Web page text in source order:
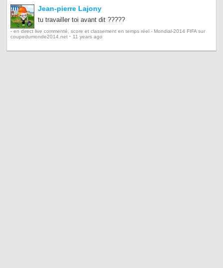
Jean-pierre Lajony
tu travailler toi avant dit ?????
- en direct live commenté, score et classement en temps réel - Mondial-2014 FIFA sur
coupedumonde2014.net · 11 years ago